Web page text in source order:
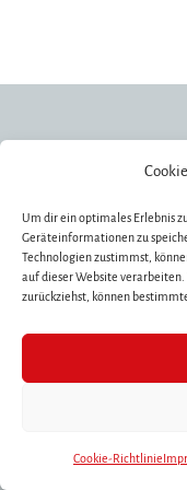
Um dir ein optimales Erlebnis
Geräteinformationen zu
Technologien zustimmst,
auf dieser Website
zurückziehst, können
Cookie-Richtlinie